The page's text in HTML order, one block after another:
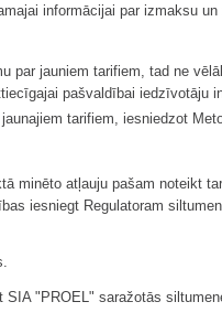
informācijai par izmaksu un
par jauniem tarifiem, tad ne
pašvaldībai iedzīvotāju
tarifiem, iesniedzot
minēto atļauju pašam noteikt
iesniegt Regulatoram
"PROEL" saražotās